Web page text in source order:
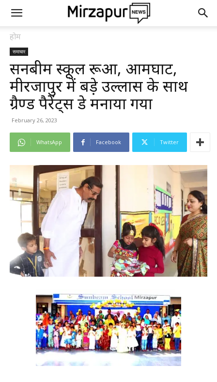
होम
समाचार
सनबीम स्कूल हुरूआ, आमघाट,
मीरजापुर में बड़े उल्लास के साथ
ग्रैण्ड पैरेंट्स डे मनाया गया
February 26, 2023
WhatsApp Facebook Twitter